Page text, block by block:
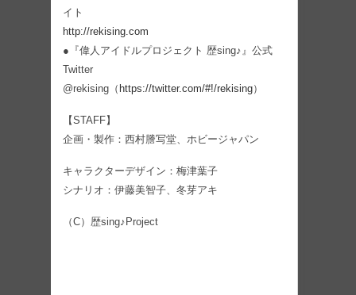
イト
http://rekising.com
●『偉人アイドルプロジェクト 歴sing♪』公式
Twitter
@rekising（ https://twitter.com/#!/rekising）
【STAFF】
企画・製作：西村謄写堂、ホビージャパン
キャラクターデザイン：梅津葉子
シナリオ：伊藤美智子、冬芽アキ
（C）歴sing♪Project